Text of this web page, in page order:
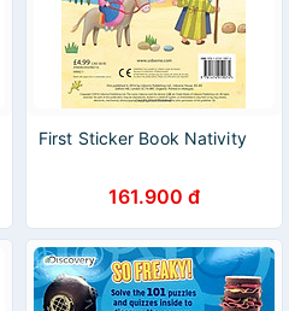
First Sticker Book Nativity
161.900 đ